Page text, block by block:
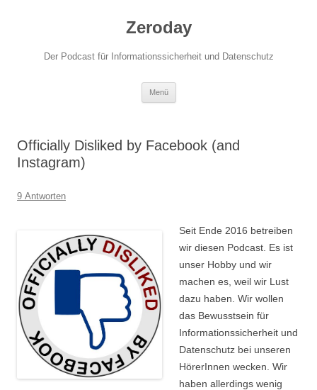
Zeroday
Der Podcast für Informationssicherheit und Datenschutz
Menü
Officially Disliked by Facebook (and
Instagram)
9 Antworten
Seit Ende 2016 betreiben
wir diesen Podcast. Es ist
unser Hobby und wir
machen es, weil wir Lust
dazu haben. Wir wollen
das Bewusstsein für
Informationssicherheit und
Datenschutz bei unseren
HörerInnen wecken. Wir
haben allerdings wenig